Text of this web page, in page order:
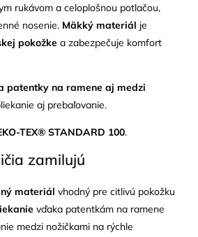
rukávom a celoplošnou potlačou,
nosenie. Mäkký materiál je
pokožke a zabezpečuje komfort
patentky na ramene aj medzi
aj prebaľovanie.
TEX® STANDARD 100.
zamilujú
materiál vhodný pre citlivú pokožku
vďaka patentkám na ramene
medzi nožičkami na rýchle